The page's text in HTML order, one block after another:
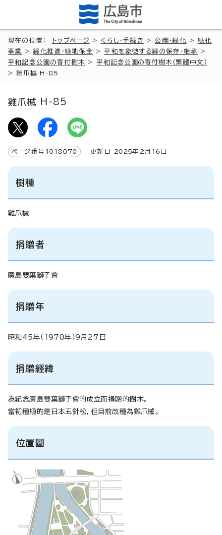
現在の位置： トップページ > くらし・手続き >公園・緑化 >緑化
事業
>緑化推進・緑地保全 >平和を象徴する緑の保存・継承
>
平和記念公園の寄付樹木
> 平和記念公園の寄付樹木（繁體中文）
>雞爪槭 H-85
雞爪槭 H-85
ページ番号 1018070 更新日 2025年2月 16 日
樹種
雞爪槭
捐贈者
廣島雙葉獅子會
捐贈年
昭和45年（1970年）9月27日
捐贈經緯
為紀念廣島雙葉獅子會的成立而捐贈的樹木。
當初種植的是日本五針松，但目前改種為雞爪槭。
位置圖